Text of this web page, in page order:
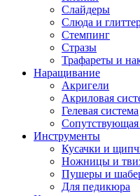
Слайдеры
Слюда и
Стемпинг
Стразы
Трафареты и
Наращивание
Акригели
Акриловая
Гелевая система
Инструменты
Кусачки и
Ножницы и
Пушеры и
Для педикюра